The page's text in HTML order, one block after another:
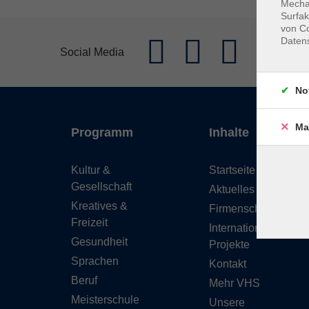
Social Media
Programm
Kultur &
Gesellschaft
Kreatives &
Freizeit
Gesundheit
Sprachen
Beruf
Meisterschule
Inhalte
Startseite
Aktuelles
Firmenschulungen
Internationale
Projekte
Kontakt
Mehr VHS
Unsere
von